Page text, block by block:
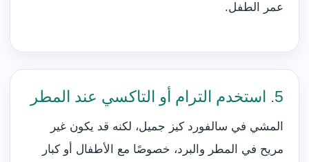
عمر الطفل.
5. استخدم الترام أو التاكسي عند المطر
المشي في سالفورد كيز جميل، لكنه قد يكون غير
مريح في المطر والبرد، خصوصًا مع الأطفال أو كبار